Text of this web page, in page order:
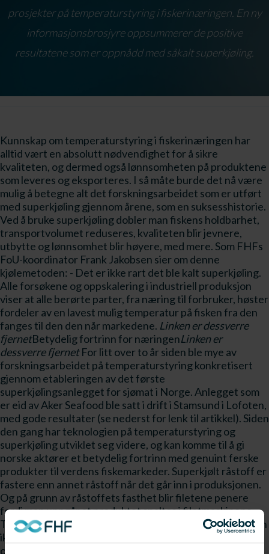
prosjekter på temperaturstyring i fiskerinæringen. En ny
informasjonsbrosjyre oppsummerer de positive
resultatene som er oppnådd med såkalt superkjøling.
Kunnskap om temperaturstyring i fiskerinæringen har
alltid vært en absolutt nødvendighet for å sikre
kvaliteten, og dermed også lønnsomheten på produktene
som leveres og eksporteres. I så måte burde det nå være
mulig å betegne alt det forskningsarbeidet som er utført
med superkjøling gjennom årene, som en suksesshistorie.
Ved å bruke superkjøling dobler man fiskens holdbarhet,
transportvolumet reduseres, kvaliteten blir jevnere,
utbytte og lønnsomhet blir høyere, med mere. Som FHFs
FoU-koordinator Frank Jakobsen sier om denne
kjølemetoden: - Det er ikke rart det ble kalt superkjøling.
Alle forsøkene og oppskalering i industriell produksjon
viser at alle berørte parter, fra næring til forbruker, høster
fordeler av en lavest mulig temperatur på fisken fra den
fanges til den den når markedene. Linken er dessverre
fjernetBetydelig fortrinn for næringenLinken er
dessverre fjernetFor litt over to år siden ble mye av
forskningsarbeidet på temperaturstyring konkretisert
gjennom etableringen av det første
superkjølingsanlegget for sjømat i Norge. Anlegget som
er eid av Aker Seafood ble satt i drift i Stamsund i Lofoten,
med gode resultater (se nederst for lenk til artikkel). Siden
den gang har teknologien på temperaturstyring og
superkjøling utviklet seg videre, og kan komme til å gi
norske aktører et betydelig fortrinn med genuint ferske
produkter til verdens fiskemarkeder. Superkjølt råstoff er
fastere enn annet råstoff når det går inn i produksjonen.
Og på grunn av råstoffets fasthet blir filetene penere
fordi man unngår at produktet spaltes i filetmaskinene.
Tradisjonelt har temperaturstyring under filetproduksjon
ikke vært et fokus, men med superkjøling er det enklere å
opprettholde en stabil temperatur under produksjon.